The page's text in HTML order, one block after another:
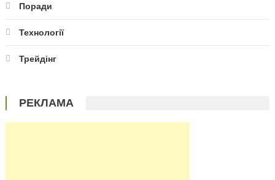
Поради
Технології
Трейдінг
РЕКЛАМА